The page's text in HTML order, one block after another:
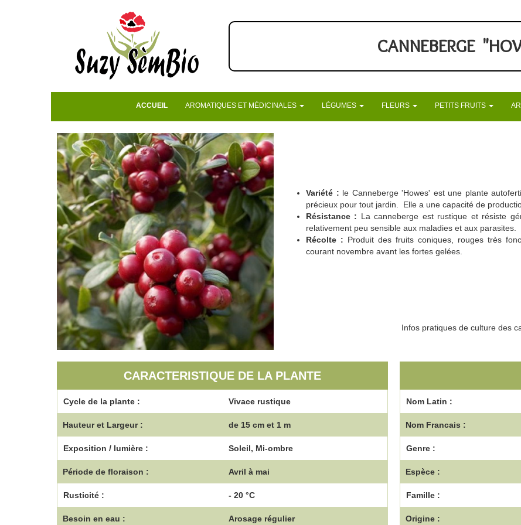
CANNEBERGE
ACCUEIL AROMATIQUES ET MÉDICINALES LÉGUMES FLEURS PETITS FRUITS
Variété : le Canneberge 'Howes' est une plante
précieux pour tout jardin. Elle a une capacité de
Résistance : La canneberge est rustique et résiste
relativement peu sensible aux maladies et aux parasites.
Récolte : Produit des fruits coniques, rouges très
courant novembre avant les fortes gelées.
Infos pratiques de culture des
CARACTERISTIQUE DE LA PLANTE
Cycle de la plante : Vivace rustique
Hauteur et Largeur : de 15 cm et 1 m
Exposition / lumière : Soleil, Mi-ombre
Période de floraison : Avril à mai
Rusticité : - 20 °C
Besoin en eau : Arosage régulier
Nom Latin :
Nom Francais :
Genre :
Espèce :
Famille :
Origine :